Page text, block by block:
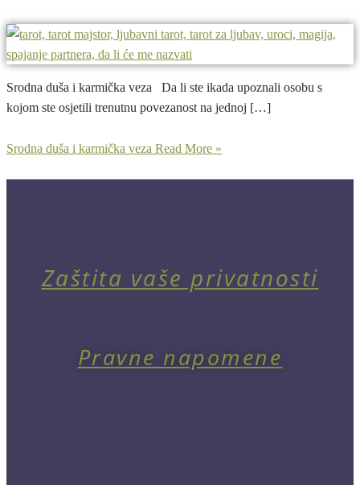
Srodna duša i karmička veza Da li ste ikada upoznali osobu s
kojom ste osjetili trenutnu povezanost na jednoj […]
Srodna duša i karmička veza Read More »
Zaštita vaše privatnosti
Pravne napomene